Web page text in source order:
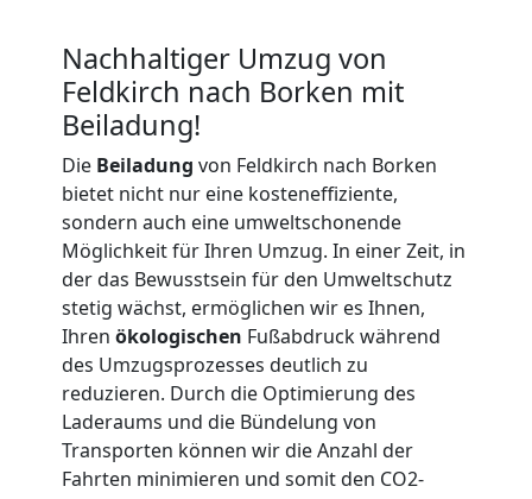
Nachhaltiger Umzug von
Feldkirch nach Borken mit
Beiladung!
Die Beiladung von Feldkirch nach Borken
bietet nicht nur eine kosteneffiziente,
sondern auch eine umweltschonende
Möglichkeit für Ihren Umzug. In einer Zeit, in
der das Bewusstsein für den Umweltschutz
stetig wächst, ermöglichen wir es Ihnen,
Ihren ökologischen Fußabdruck während
des Umzugsprozesses deutlich zu
reduzieren. Durch die Optimierung des
Laderaums und die Bündelung von
Transporten können wir die Anzahl der
Fahrten minimieren und somit den CO2-
LKW
Möbellift
Feldkirch
Übersiedlung
Feldkirch
Klaviertransport